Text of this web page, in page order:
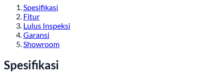
Spesifikasi
Fitur
Lulus Inspeksi
Garansi
Showroom
Spesifikasi